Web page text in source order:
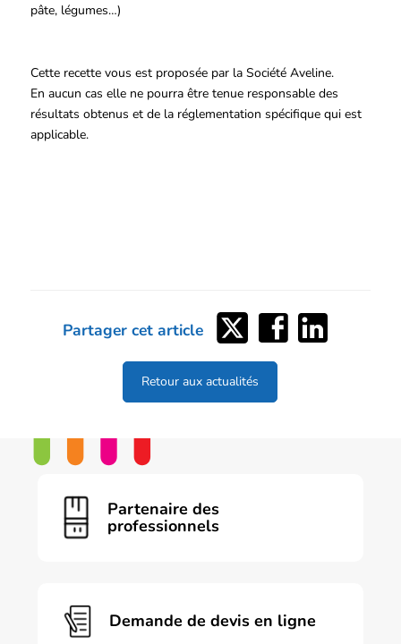
pâte, légumes…)
Cette recette vous est proposée par la Société Aveline.
En aucun cas elle ne pourra être tenue responsable des
résultats obtenus et de la réglementation spécifique qui est
applicable.
Partager cet article
Partager
sur
Twitter
Partager
sur
Facebook
Partager
sur
Retour aux actualités
Partenaire des
professionnels
Demande de devis en ligne